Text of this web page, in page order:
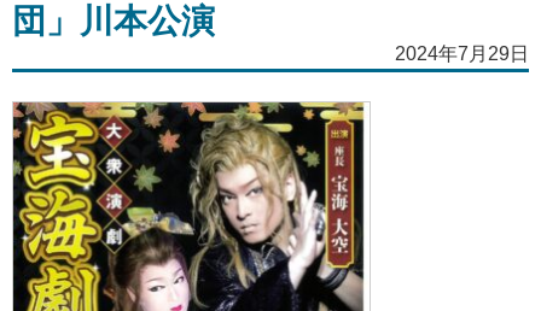
の
置:
団」川本公演
2024年7月29日